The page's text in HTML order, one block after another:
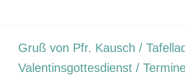
Gruß von Pfr. Kausch /
Valentinsgottesdienst /